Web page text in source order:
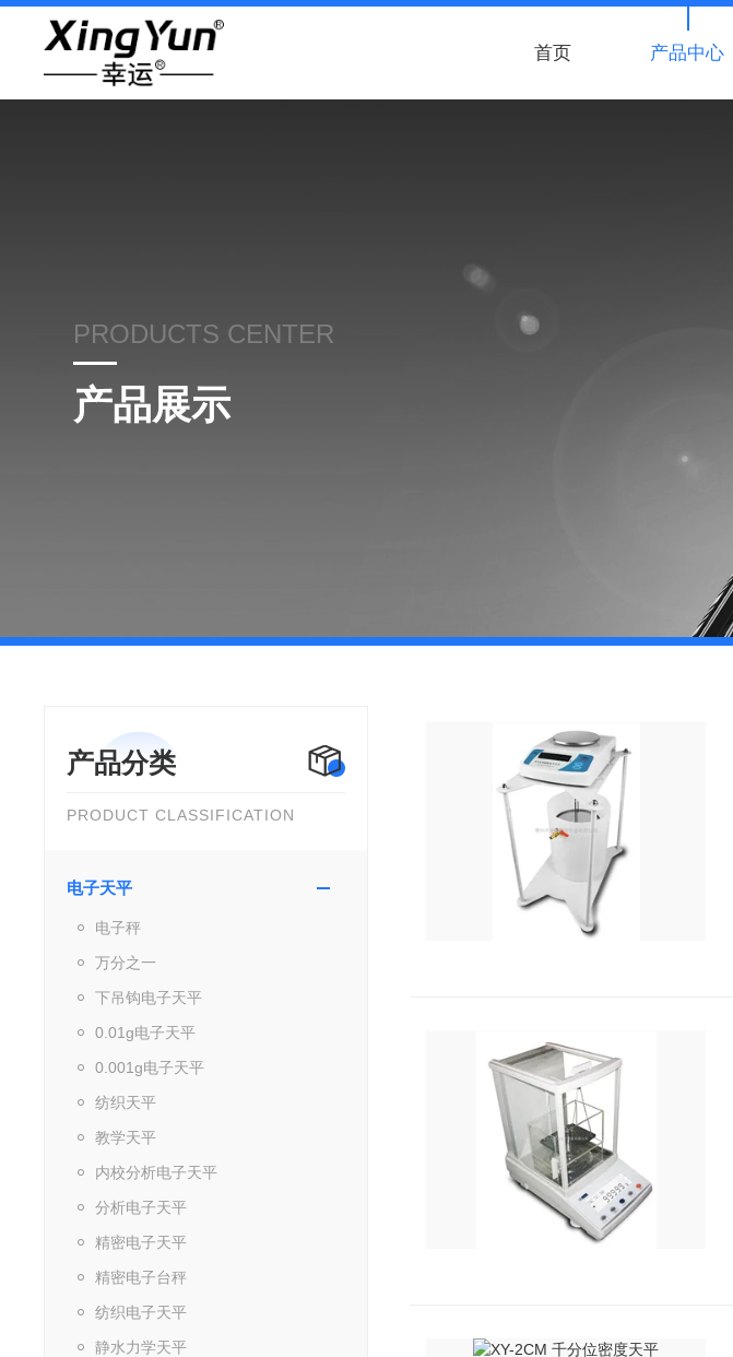
首页 产品中心
PRODUCTS CENTER
产品展示
产品分类
PRODUCT CLASSIFICATION
电子天平
电子秤
万分之一
下吊钩电子天平
0.01g电子天平
0.001g电子天平
纺织天平
教学天平
内校分析电子天平
分析电子天平
精密电子天平
精密电子台秤
纺织电子天平
静水力学天平